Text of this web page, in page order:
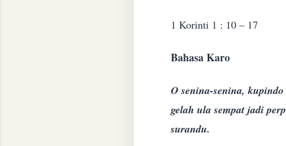
1 Korinti 1 : 10 – 17
Bahasa Karo
O senina-senina,
gelah ula sempat jadi
surandu.